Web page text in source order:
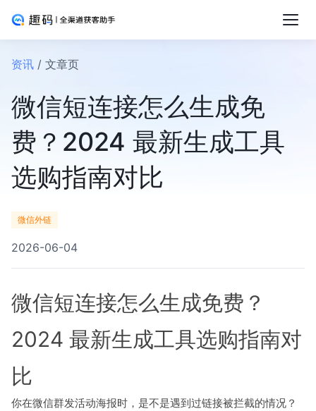
资讯 / 文章页
微信短连接怎么生成免
费？2024 最新生成工具
选购指南对比
微信外链
2026-06-04
微信短连接怎么生成免费？
2024 最新生成工具选购指南对
比
你在微信群发活动海报时，是不是遇到过链接被拦截的情况？